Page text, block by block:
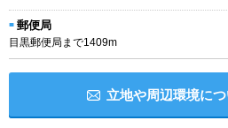
郵便局
目黒郵便局まで1409m
立地や周辺環境につ